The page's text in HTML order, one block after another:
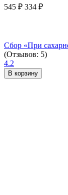
545 ₽ 334 ₽
Сбор «При
(Отзывов: 5)
4.2
В корзину